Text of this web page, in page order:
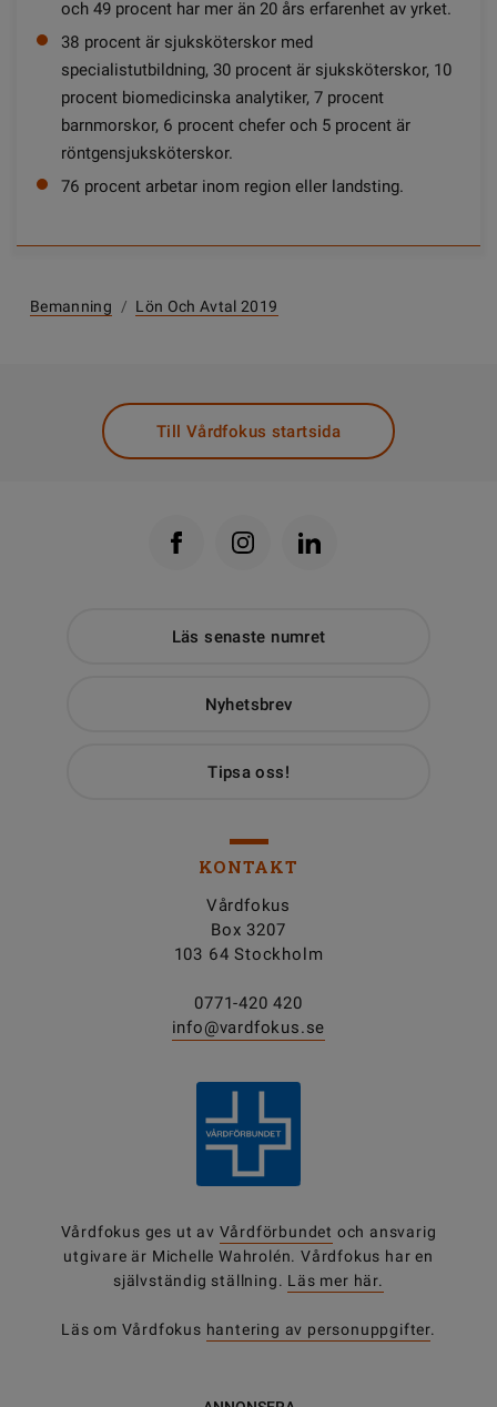
och 49 procent har mer än 20 års erfarenhet av yrket.
38 procent är sjuksköterskor med
specialistutbildning, 30 procent är sjuksköterskor, 10
procent biomedicinska analytiker, 7 procent
barnmorskor, 6 procent chefer och 5 procent är
röntgensjuksköterskor.
76 procent arbetar inom region eller landsting.
Bemanning / Lön Och Avtal 2019
Till Vårdfokus startsida
Läs senaste numret
Nyhetsbrev
Tipsa oss!
KONTAKT
Vårdfokus
Box 3207
103 64 Stockholm
0771-420 420
info@vardfokus.se
Vårdfokus ges ut av Vårdförbundet och ansvarig
utgivare är Michelle Wahrolén. Vårdfokus har en
självständig ställning. Läs mer här.
Läs om Vårdfokus hantering av personuppgifter.